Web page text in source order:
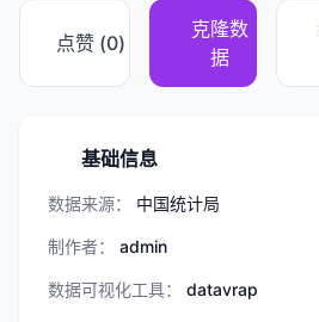
点赞 (0)
克隆数
据
基础信息
数据来源： 中国统计局
制作者： admin
数据可视化工具： datavrap